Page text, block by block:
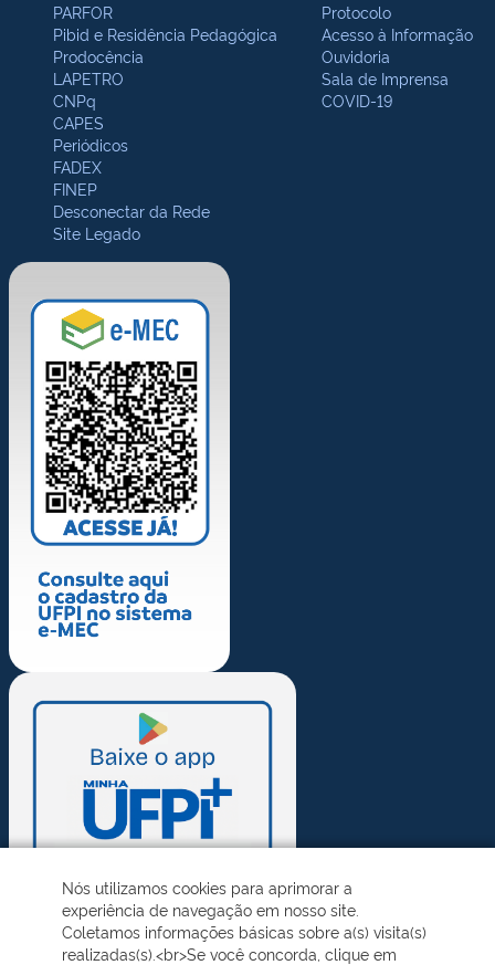
PARFOR
Pibid e Residência Pedagógica
Prodocência
LAPETRO
CNPq
CAPES
Periódicos
FADEX
FINEP
Desconectar da Rede
Site Legado
Protocolo
Acesso à Informação
Ouvidoria
Sala de Imprensa
COVID-19
Nós utilizamos cookies para aprimorar a
experiência de navegação em nosso site.
Coletamos informações básicas sobre a(s) visita(s)
realizadas(s).<br>Se você concorda, clique em